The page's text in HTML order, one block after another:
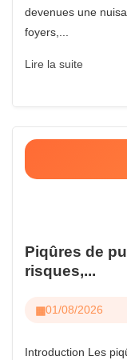
devenues une
foyers,...
Lire la suite
Piqûres de
risques,...
01/08/2026
Introduction Les